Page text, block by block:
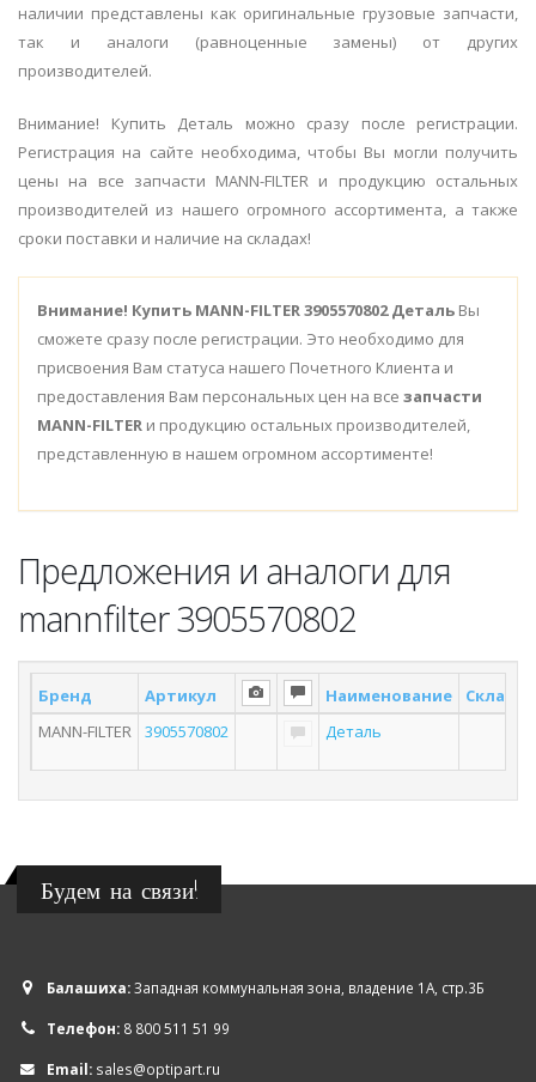
наличии представлены как оригинальные грузовые запчасти,
так и аналоги (равноценные замены) от других
производителей.
Внимание! Купить Деталь можно сразу после регистрации.
Регистрация на сайте необходима, чтобы Вы могли получить
цены на все запчасти MANN-FILTER и продукцию остальных
производителей из нашего огромного ассортимента, а также
сроки поставки и наличие на складах!
Внимание! Купить MANN-FILTER 3905570802 Деталь Вы
сможете сразу после регистрации. Это необходимо для
присвоения Вам статуса нашего Почетного Клиента и
предоставления Вам персональных цен на все запчасти
MANN-FILTER и продукцию остальных производителей,
представленную в нашем огромном ассортименте!
Предложения и аналоги для
mannfilter 3905570802
Бренд Артикул Наименование
Склад *
MANN-FILTER
3905570802 Деталь
Будем на связи!
Балашиха:Западная коммунальная зона, владение 1А, стр.3Б
Телефон: 8 800 511 51 99
Email: sales@optipart.ru